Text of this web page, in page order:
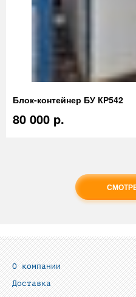
Блок-контейнер БУ КР542
80 000 p.
О компании
Доставка